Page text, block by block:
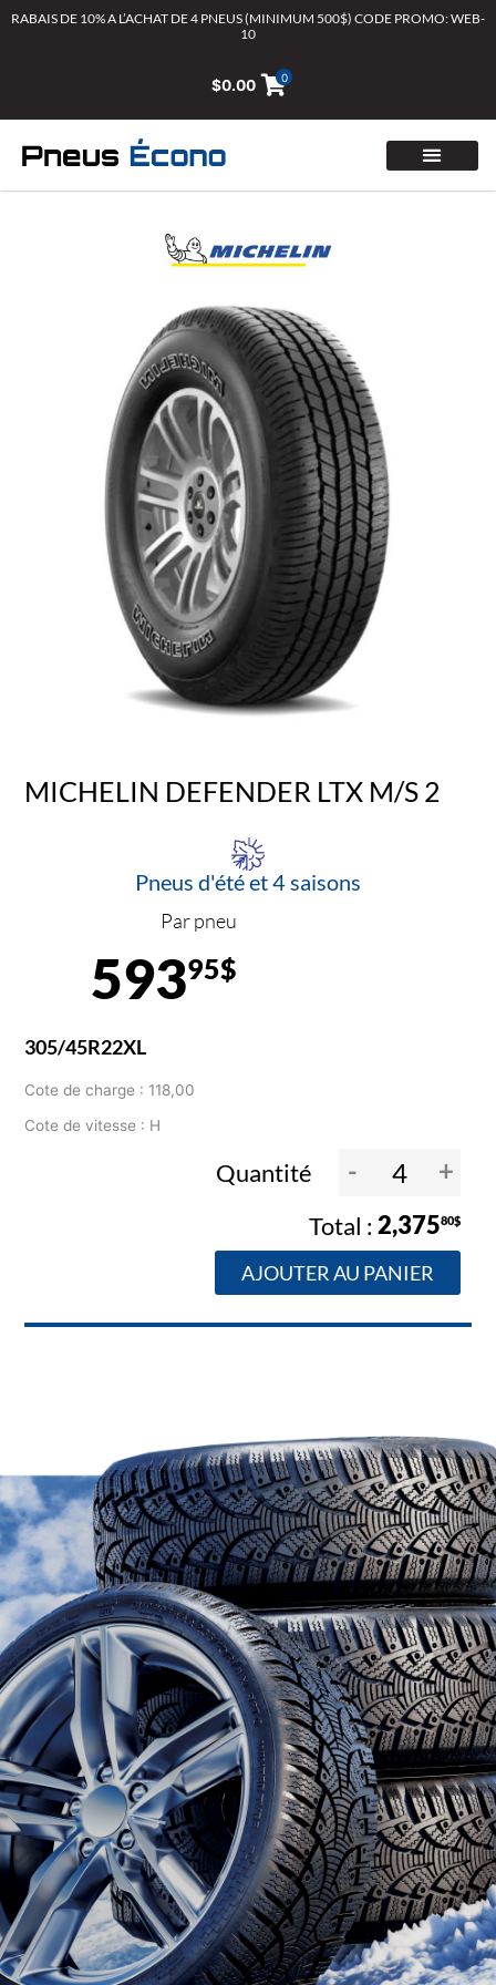
AllerRABAIS DE 10% A L’ACHAT DE 4 PNEUS (MINIMUM 500$) CODE PROMO: WEB-
10
$0.00 0
MICHELIN DEFENDER LTX M/S 2
Pneus d'été et 4 saisons
Par pneu
59395$
305/45R22XL
Cote de charge : 118,00
Cote de vitesse : H
Quantité - +
2,37580$
AJOUTER AU PANIER